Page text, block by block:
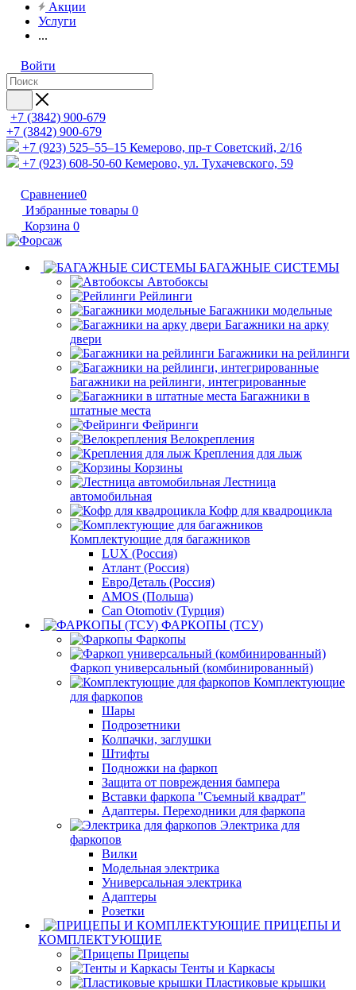
Акции
Услуги
...
Войти
+7 (3842) 900-679
+7 (3842) 900-679
+7 (923) 525–55–15 Кемерово, пр-т Советский, 2/16
+7 (923) 608-50-60 Кемерово, ул. Тухачевского, 59
Сравнение0
Избранные товары 0
Корзина 0
БАГАЖНЫЕ СИСТЕМЫ
Автобоксы
Рейлинги
Багажники модельные
Багажники на арку
двери
Багажники на рейлинги
Багажники на рейлинги, интегрированные
Багажники в
штатные места
Фейринги
Велокрепления
Крепления для лыж
Корзины
Лестница
автомобильная
Кофр для квадроцикла
Комплектующие для багажников
LUX (Россия)
Атлант (Россия)
ЕвроДеталь (Россия)
AMOS (Польша)
Can Otomotiv (Турция)
ФАРКОПЫ (ТСУ)
Фаркопы
Фаркоп универсальный (комбинированный)
Комплектующие
для фаркопов
Шары
Подрозетники
Колпачки, заглушки
Штифты
Подножки на фаркоп
Защита от повреждения бампера
Вставки фаркопа "Съемный квадрат"
Адаптеры. Переходники для фаркопа
Электрика для
фаркопов
Вилки
Модельная электрика
Универсальная электрика
Адаптеры
Розетки
ПРИЦЕПЫ И
КОМПЛЕКТУЮЩИЕ
Прицепы
Тенты и Каркасы
Пластиковые крышки